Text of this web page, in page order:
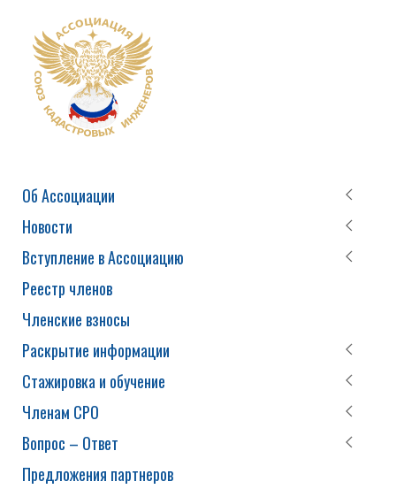
Об Ассоциации
Новости
Вступление в Ассоциацию
Реестр членов
Членские взносы
Раскрытие информации
Стажировка и обучение
Членам СРО
Вопрос – Ответ
Предложения партнеров